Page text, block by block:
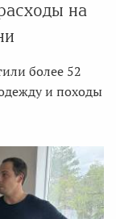
на
более 52
и походы